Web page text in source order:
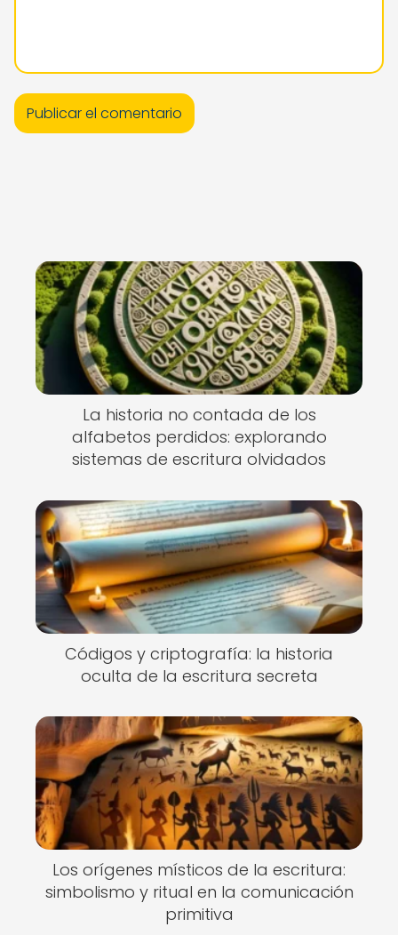
La historia no contada de los
alfabetos perdidos: explorando
sistemas de escritura olvidados
Códigos y criptografía: la historia
oculta de la escritura secreta
Los orígenes místicos de la escritura:
simbolismo y ritual en la comunicación
primitiva